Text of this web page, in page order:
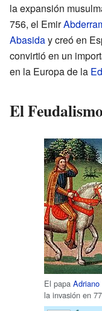
la expansión
756, el Emir
Abasiday creó en
convirtió en un
en la Europa de la
El
El papa Adriano
la invasión en